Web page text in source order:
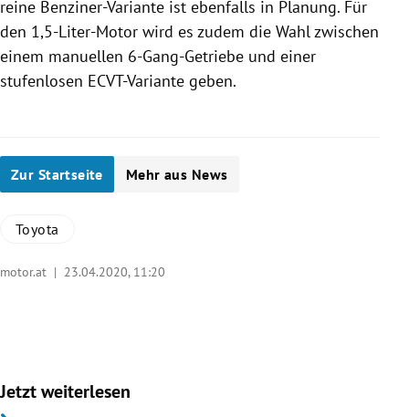
reine Benziner-Variante ist ebenfalls in Planung. Für
den 1,5-Liter-Motor wird es zudem die Wahl zwischen
einem manuellen 6-Gang-Getriebe und einer
stufenlosen ECVT-Variante geben.
Zur Startseite Mehr aus News
Toyota
motor.at | 23.04.2020, 11:20
Jetzt weiterlesen